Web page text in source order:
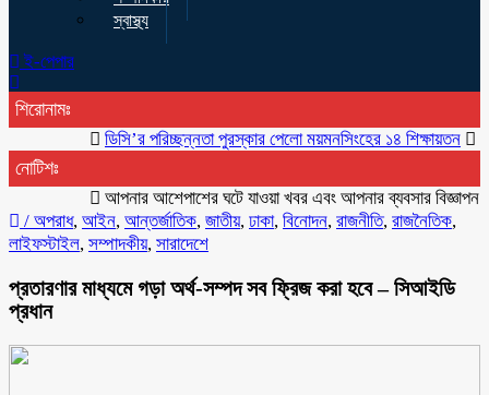
স্বাস্থ্য
ই-পেপার
শিরোনামঃ
ডিসি’র পরিচ্ছন্নতা পুরস্কার পেলো ময়মনসিংহের ১৪ শিক্ষায়তন
নোটিশঃ
আপনার আশেপাশের ঘটে যাওয়া খবর এবং আপনার ব্যবসার বিজ্ঞাপন
/ অপরাধ, আইন, আন্তর্জাতিক, জাতীয়, ঢাকা, বিনোদন, রাজনীতি, রাজনৈতিক,
লাইফস্টাইল, সম্পাদকীয়, সারাদেশে
প্রতারণার মাধ্যমে গড়া অর্থ-সম্পদ সব ফ্রিজ করা হবে – সিআইডি
প্রধান